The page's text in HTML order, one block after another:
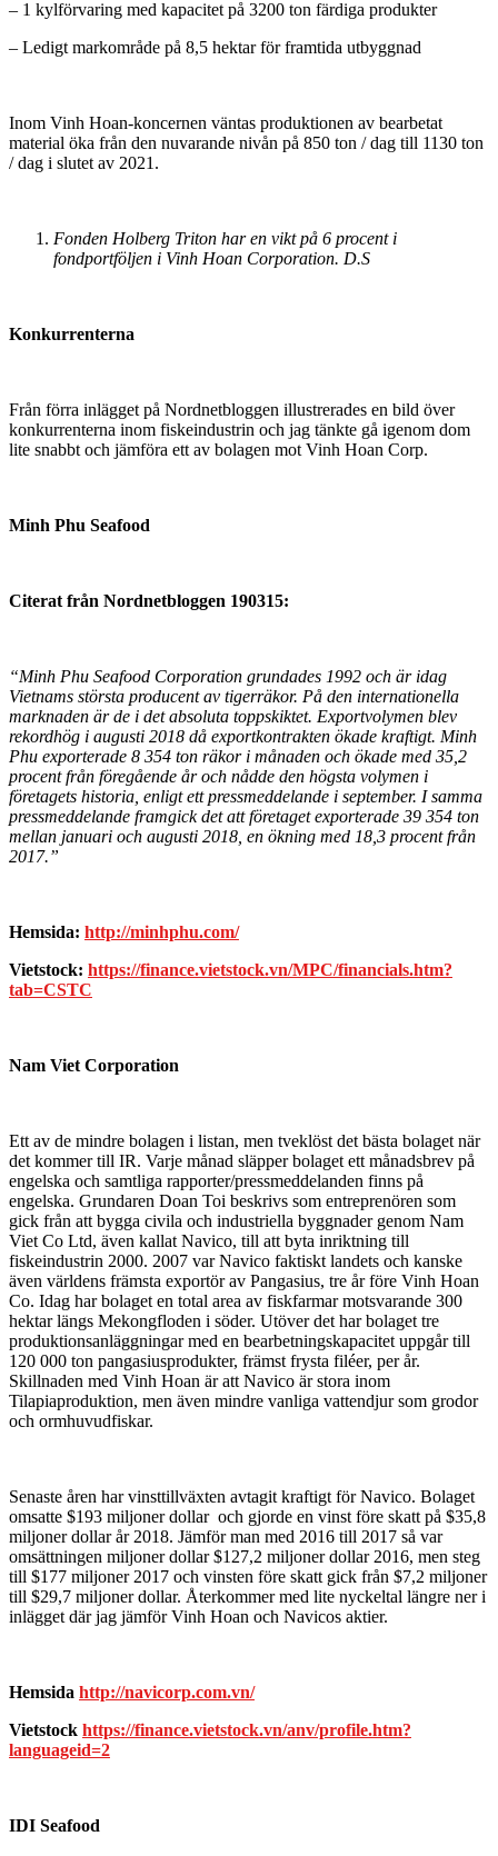
– 1 kylförvaring med kapacitet på 3200 ton färdiga produkter
– Ledigt markområde på 8,5 hektar för framtida utbyggnad
Inom Vinh Hoan-koncernen väntas produktionen av bearbetat
material öka från den nuvarande nivån på 850 ton / dag till 1130 ton
/ dag i slutet av 2021.
Fonden Holberg Triton har en vikt på 6 procent i
fondportföljen i Vinh Hoan Corporation. D.S
Konkurrenterna
Från förra inlägget på Nordnetbloggen illustrerades en bild över
konkurrenterna inom fiskeindustrin och jag tänkte gå igenom dom
lite snabbt och jämföra ett av bolagen mot Vinh Hoan Corp.
Minh Phu Seafood
Citerat från Nordnetbloggen 190315:
“Minh Phu Seafood Corporation grundades 1992 och är idag
Vietnams största producent av tigerräkor. På den internationella
marknaden är de i det absoluta toppskiktet. Exportvolymen blev
rekordhög i augusti 2018 då exportkontrakten ökade kraftigt. Minh
Phu exporterade 8 354 ton räkor i månaden och ökade med 35,2
procent från föregående år och nådde den högsta volymen i
företagets historia, enligt ett pressmeddelande i september. I samma
pressmeddelande framgick det att företaget exporterade 39 354 ton
mellan januari och augusti 2018, en ökning med 18,3 procent från
2017.”
Hemsida: http://minhphu.com/
Vietstock: https://finance.vietstock.vn/MPC/financials.htm?
tab=CSTC
Nam Viet Corporation
Ett av de mindre bolagen i listan, men tveklöst det bästa bolaget när
det kommer till IR. Varje månad släpper bolaget ett månadsbrev på
engelska och samtliga rapporter/pressmeddelanden finns på
engelska. Grundaren Doan Toi beskrivs som entreprenören som
gick från att bygga civila och industriella byggnader genom Nam
Viet Co Ltd, även kallat Navico, till att byta inriktning till
fiskeindustrin 2000. 2007 var Navico faktiskt landets och kanske
även världens främsta exportör av Pangasius, tre år före Vinh Hoan
Co. Idag har bolaget en total area av fiskfarmar motsvarande 300
hektar längs Mekongfloden i söder. Utöver det har bolaget tre
produktionsanläggningar med en bearbetningskapacitet uppgår till
120 000 ton pangasiusprodukter, främst frysta filéer, per år.
Skillnaden med Vinh Hoan är att Navico är stora inom
Tilapiaproduktion, men även mindre vanliga vattendjur som grodor
och ormhuvudfiskar.
Senaste åren har vinsttillväxten avtagit kraftigt för Navico. Bolaget
omsatte $193 miljoner dollar och gjorde en vinst före skatt på $35,8
miljoner dollar år 2018. Jämför man med 2016 till 2017 så var
omsättningen miljoner dollar $127,2 miljoner dollar 2016, men steg
till $177 miljoner 2017 och vinsten före skatt gick från $7,2 miljoner
till $29,7 miljoner dollar. Återkommer med lite nyckeltal längre ner i
inlägget där jag jämför Vinh Hoan och Navicos aktier.
Hemsida http://navicorp.com.vn/
Vietstock https://finance.vietstock.vn/anv/profile.htm?
languageid=2
IDI Seafood